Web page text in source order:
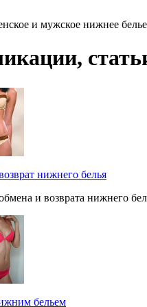
и мужское нижнее
нижнего белья
и возврата нижнего
бельем